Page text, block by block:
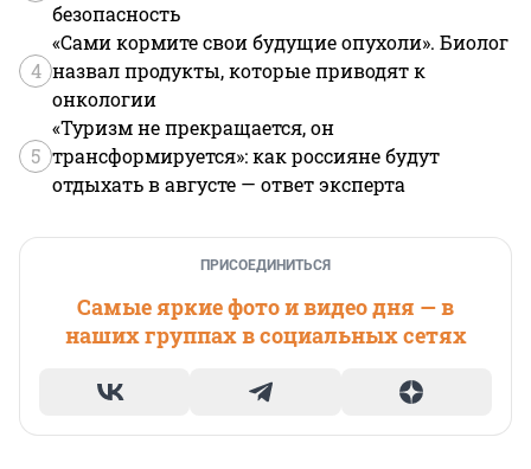
безопасность
4
«Сами кормите свои будущие опухоли». Биолог
назвал продукты, которые приводят к
онкологии
5
«Туризм не прекращается, он
трансформируется»: как россияне будут
отдыхать в августе — ответ эксперта
ПРИСОЕДИНИТЬСЯ
Самые яркие фото и видео дня — в
наших группах в социальных сетях